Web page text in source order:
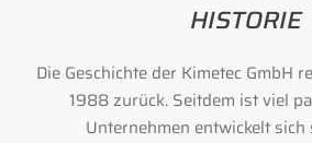
HISTORIE
Die Geschichte der Kimetec GmbH
1988 zurück. Seitdem ist viel
Unternehmen entwickelt